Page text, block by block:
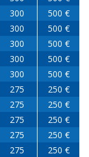
300
500 €
300
500 €
300
500 €
300
500 €
300
500 €
275
250 €
275
250 €
275
250 €
275
250 €
275
250 €